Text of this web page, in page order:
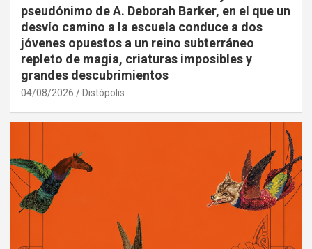
pseudónimo de A. Deborah Barker, en el que un
desvío camino a la escuela conduce a dos
jóvenes opuestos a un reino subterráneo
repleto de magia, criaturas imposibles y
grandes descubrimientos
04/08/2026 Distópolis